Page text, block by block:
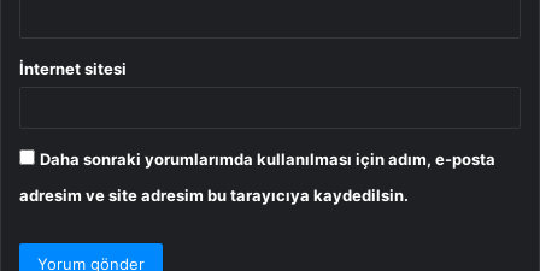
İnternet sitesi
Daha sonraki yorumlarımda kullanılması için adım, e-posta
adresim ve site adresim bu tarayıcıya kaydedilsin.